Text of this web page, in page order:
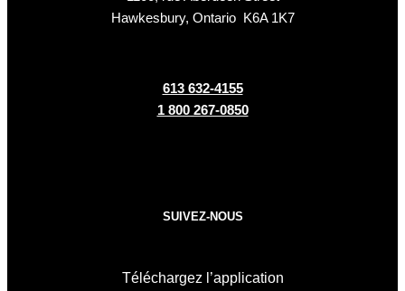
Hawkesbury, Ontario K6A 1K7
613 632-4155
1 800 267-0850
SUIVEZ-NOUS
Téléchargez l’application